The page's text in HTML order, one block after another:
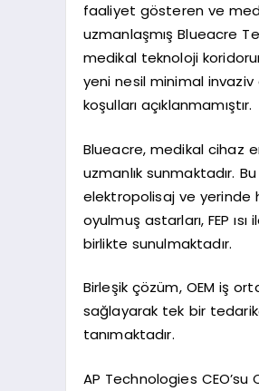
faaliyet gösteren ve
uzmanlaşmış Blueacre
medikal teknoloji
yeni nesil minimal
koşulları açıklanmamıştır.
Blueacre, medikal cihaz
uzmanlık sunmaktadır.
elektropolisaj ve yerinde
oyulmuş astarları, FEP
birlikte sunulmaktadır.
Birleşik çözüm, OEM iş
sağlayarak tek bir
tanımaktadır.
AP Technologies